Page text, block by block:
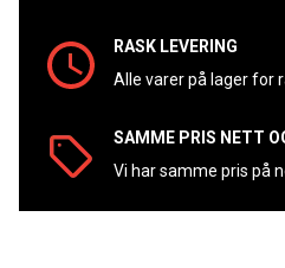
RASK LEVERING
Alle varer på lager for
SAMME PRIS NETT
Vi har samme pris på